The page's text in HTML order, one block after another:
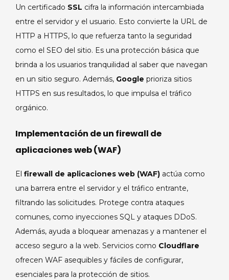
Un certificado SSL cifra la información intercambiada
entre el servidor y el usuario. Esto convierte la URL de
HTTP a HTTPS, lo que refuerza tanto la seguridad
como el SEO del sitio. Es una protección básica que
brinda a los usuarios tranquilidad al saber que navegan
en un sitio seguro. Además, Google prioriza sitios
HTTPS en sus resultados, lo que impulsa el tráfico
orgánico.
Implementación de un firewall de
aplicaciones web (WAF)
El firewall de aplicaciones web (WAF) actúa como
una barrera entre el servidor y el tráfico entrante,
filtrando las solicitudes. Protege contra ataques
comunes, como inyecciones SQL y ataques DDoS.
Además, ayuda a bloquear amenazas y a mantener el
acceso seguro a la web. Servicios como Cloudflare
ofrecen WAF asequibles y fáciles de configurar,
esenciales para la protección de sitios.